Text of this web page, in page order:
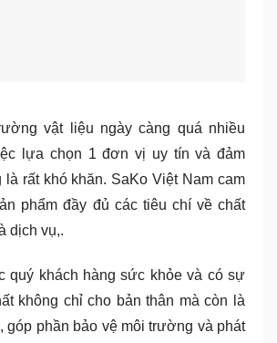
vật liệu ngày càng quá nhiều
lựa chọn 1 đơn vị uy tín và đảm
rất khó khăn. SaKo Việt Nam cam
phẩm đầy đủ các tiêu chí về chất
dịch vụ,.
quý khách hàng sức khỏe và có sự
không chỉ cho bản thân mà còn là
góp phần bảo vệ môi trường và phát